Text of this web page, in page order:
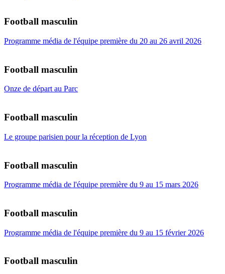
Football masculin
Programme média de l'équipe première du 20 au 26 avril 2026
Football masculin
Onze de départ au Parc
Football masculin
Le groupe parisien pour la réception de Lyon
Football masculin
Programme média de l'équipe première du 9 au 15 mars 2026
Football masculin
Programme média de l'équipe première du 9 au 15 février 2026
Football masculin